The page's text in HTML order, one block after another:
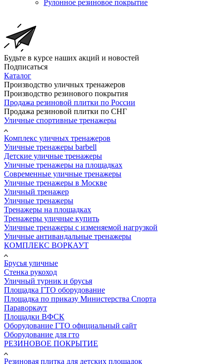
Рулонное резиновое покрытие
Будьте в курсе наших акций и новостей
Подписаться
Каталог
Производство уличных тренажеров
Производство резинового покрытия
Продажа резиновой плитки по России
Продажа резиновой плитки по СНГ
Уличные спортивные тренажеры
Комплекс уличных тренажеров
Уличные тренажеры barbell
Детские уличные тренажеры
Уличные тренажеры на площадках
Современные уличные тренажеры
Уличные тренажеры в Москве
Уличный тренажер
Уличные тренажеры
Тренажеры на площадках
Тренажеры уличные купить
Уличные тренажеры с изменяемой нагрузкой
Уличные антивандальные тренажеры
КОМПЛЕКС ВОРКАУТ
Брусья уличные
Стенка рукоход
Уличный турник и брусья
Площадка ГТО оборудование
Площадка по приказу Министерства Спорта
Параворкаут
Площадки ВФСК
Оборудование ГТО официальный сайт
Оборудование для гто
РЕЗИНОВОЕ ПОКРЫТИЕ
Резиновая плитка для детских площадок